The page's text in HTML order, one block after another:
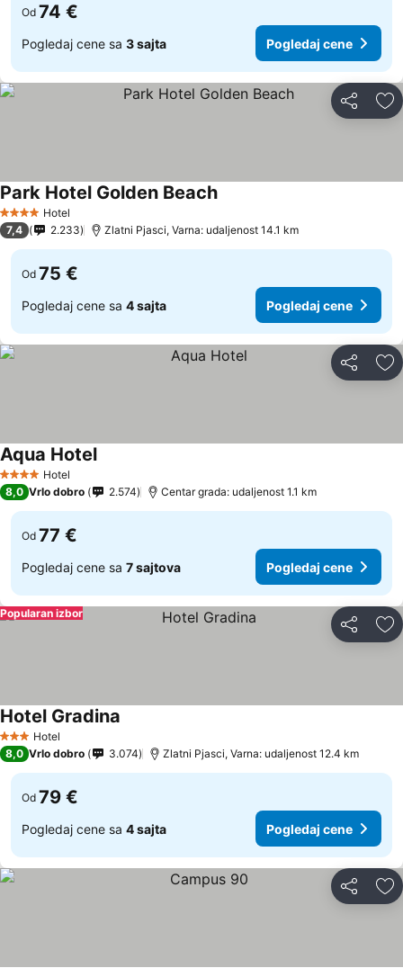
Od 74 €
Pogledaj cene sa 3 sajta Pogledaj cene
Deli
4 ZvezdiceHotel
Park Hotel Golden Beach
7,4 2.233 Zlatni Pjasci, Varna: udaljenost 14.1 km
Od 75 €
Pogledaj cene sa 4 sajta Pogledaj cene
Deli
4 ZvezdiceHotel
Aqua Hotel
8,0 Vrlo dobro 2.574 Centar grada: udaljenost 1.1 km
Od 77 €
Pogledaj cene sa 7 sajtova Pogledaj cene
Deli
Popularan izbor
3 Zvezdice
Hotel
Hotel Gradina
8,0 Vrlo dobro 3.074 Zlatni Pjasci, Varna: udaljenost 12.4 km
Od 79 €
Pogledaj cene sa 4 sajta Pogledaj cene
Deli